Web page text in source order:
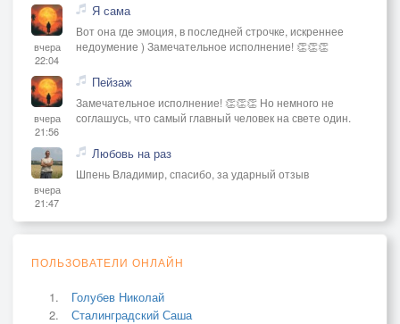
вчера
22:04
Я сама
Вот она где эмоция, в последней строчке, искреннее
недоумение ) Замечательное исполнение! 👏👏👏
вчера
21:56
Пейзаж
Замечательное исполнение! 👏👏👏 Но немного не
соглашусь, что самый главный человек на свете один.
вчера
21:47
Любовь на раз
Шпень Владимир, спасибо, за ударный отзыв
ПОЛЬЗОВАТЕЛИ ОНЛАЙН
Голубев Николай
Сталинградский Саша